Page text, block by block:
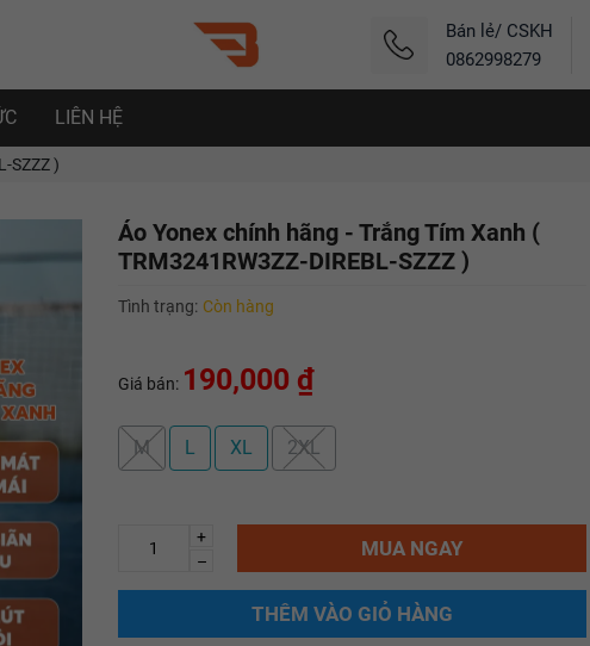
Bán lẻ/ CSKH
0862998279
LIÊN HỆ
SZZZ )
Áo Yonex chính hãng - Trắng Tím Xanh (
TRM3241RW3ZZ-DIREBL-SZZZ )
Tình trạng: Còn hàng
Giá bán: 190,000 ₫
M L XL 2XL
+
–
MUA NGAY
THÊM VÀO GIỎ HÀNG